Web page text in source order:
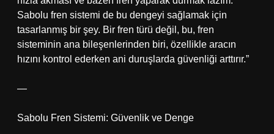
Sabolu fren sistemi de bu dengeyi sağlamak için
tasarlanmış bir şey. Bir fren türü değil, bu, fren
sisteminin ana bileşenlerinden biri, özellikle aracın
hızını kontrol ederken ani duruşlarda güvenliği arttırır.”
—
Sabolu Fren Sistemi: Güvenlik ve Denge